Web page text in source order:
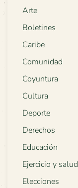
Arte
Boletines
Caribe
Comunidad
Coyuntura
Cultura
Deporte
Derechos
Educación
Ejercicio y salud
Elecciones